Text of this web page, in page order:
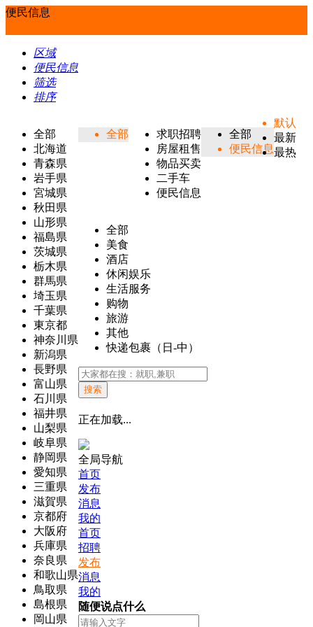
便民信息
区域
便民信息
筛选
排序
全部
北海道
青森県
岩手県
宮城県
秋田県
山形県
福島県
茨城県
栃木県
群馬県
埼玉県
千葉県
東京都
神奈川県
新潟県
長野県
富山県
石川県
福井県
山梨県
岐阜県
静岡県
愛知県
三重県
滋賀県
京都府
大阪府
兵庫県
奈良県
和歌山県
鳥取県
島根県
岡山県
全部
求职招聘
房屋租售
物品买卖
二手车
便民信息
全部
便民信息
全部
美食
酒店
休闲娱乐
生活服务
购物
旅游
其他
快递包裹（日-中）
默认
最新
最热
搜索
正在加载...
全局导航
首页
发布
消息
我的
首页
招聘
发布
消息
我的
随便说点什么